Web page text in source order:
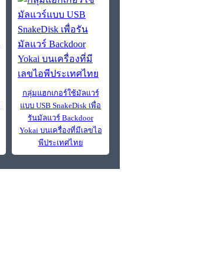
กลุ่มแฮกเกอร์ใช้มัลแวร์
แบบ USB SnakeDisk เพื่อ
รันมัลแวร์ Backdoor
Yokai บนเครื่องที่มีเลขไอ
พีประเทศไทย